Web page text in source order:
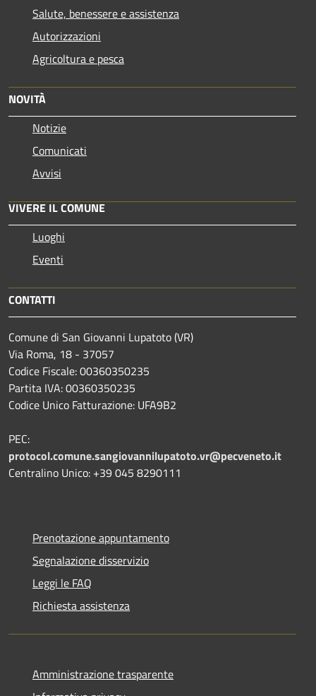
Salute, benessere e assistenza
Autorizzazioni
Agricoltura e pesca
NOVITÀ
Notizie
Comunicati
Avvisi
VIVERE IL COMUNE
Luoghi
Eventi
CONTATTI
Comune di San Giovanni Lupatoto (VR)
Via Roma, 18 - 37057
Codice Fiscale: 00360350235
Partita IVA: 00360350235
Codice Unico Fatturazione: UFA9B2
PEC:
protocol.comune.sangiovannilupatoto.vr@pecveneto.it
Centralino Unico: +39 045 8290111
Prenotazione appuntamento
Segnalazione disservizio
Leggi le FAQ
Richiesta assistenza
Amministrazione trasparente